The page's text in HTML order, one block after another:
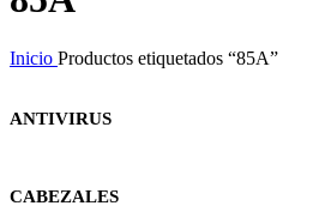
Inicio Productos etiquetados “85A”
ANTIVIRUS
CABEZALES